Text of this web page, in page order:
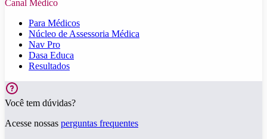
Canal Médico
Para Médicos
Núcleo de Assessoria Médica
Nav Pro
Dasa Educa
Resultados
Você tem dúvidas?
Acesse nossas perguntas frequentes